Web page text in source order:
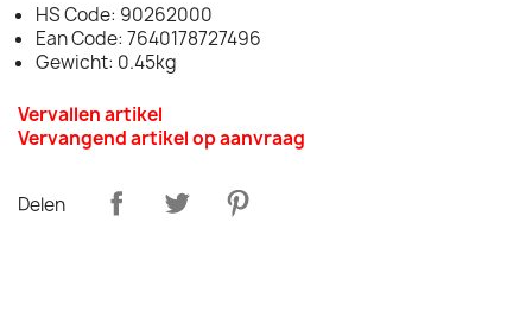
HS Code: 90262000
Ean Code: 7640178727496
Gewicht: 0.45kg
Vervallen artikel
Vervangend artikel op aanvraag
Delen